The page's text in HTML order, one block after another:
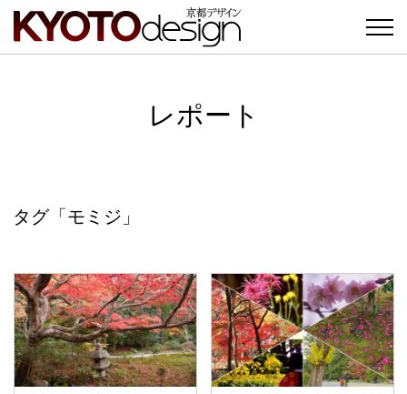
レポート
タグ「モミジ」